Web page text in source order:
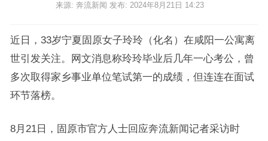
来源: 奔流新闻 发布: 2024年8月21日 14:23
近日，33岁宁夏固原女子玲玲（化名）在咸阳一公寓离
世引发关注。网文消息称玲玲毕业后几年一心考公，曾
多次取得家乡事业单位笔试第一的成绩，但连连在面试
环节落榜。
8月21日，固原市官方人士回应奔流新闻记者采访时